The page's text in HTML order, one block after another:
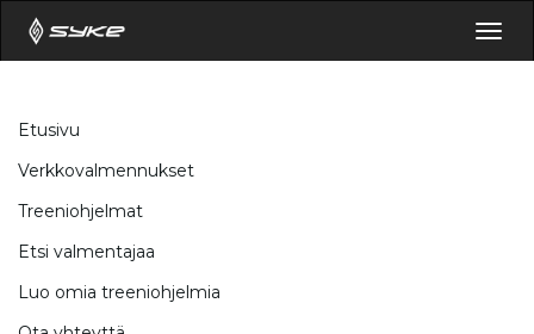
Etusivu
Verkkovalmennukset
Treeniohjelmat
Etsi valmentajaa
Luo omia treeniohjelmia